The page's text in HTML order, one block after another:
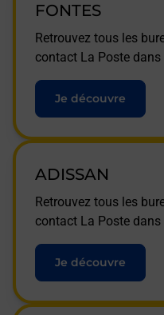
FONTES
Retrouvez tous les
contact La Poste
Je découvre
ADISSAN
Retrouvez tous les
contact La Poste
Je découvre